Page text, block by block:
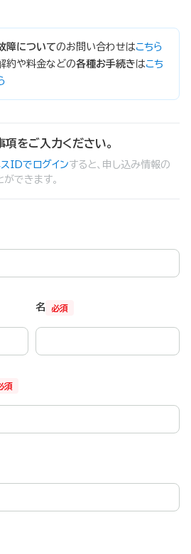
障についてのお問い合わせはこちら
約や料金などの各種お手続きはこち
項をご入力ください。
IDでログインすると、申し込み情報の
できます。
必須
名
須